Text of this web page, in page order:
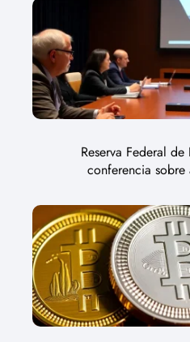
Reserva Federal
conferencia